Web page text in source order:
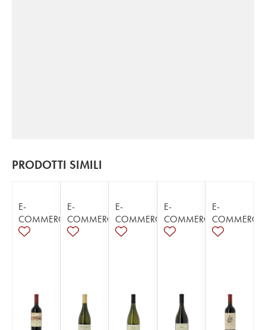
PRODOTTI SIMILI
E-
COMMERCE
E-
COMMERCE
E-
COMMERCE
E-
COMMERCE
E-
COMMERCE